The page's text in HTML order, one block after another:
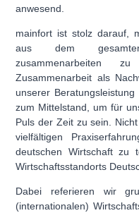
anwesend.
mainfort ist stolz darauf,
aus dem
zusammenarbeiten
Zusammenarbeit als
unserer
zum Mittelstand, um für
Puls der Zeit zu sein.
vielfältigen
deutschen Wirtschaft zu
Wirtschaftsstandorts
Dabei referieren wir
(internationalen)